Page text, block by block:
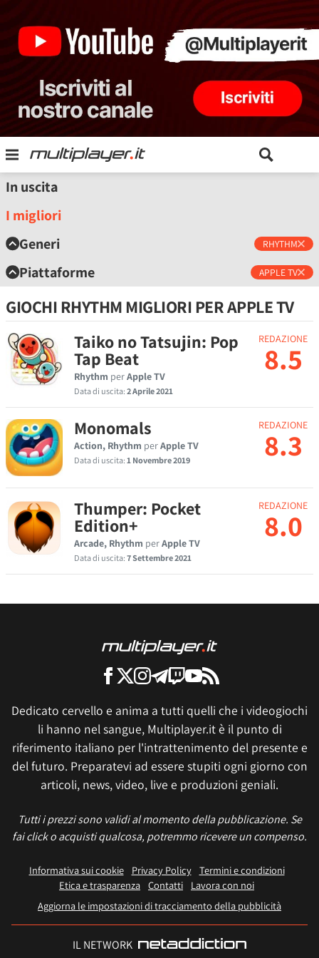
In uscita
I migliori
Generi
RHYTHM
Piattaforme APPLE TV
GIOCHI RHYTHM MIGLIORI PER APPLE TV
Taiko no Tatsujin: Pop
Tap Beat
Rhythm perApple TV
Data di uscita:2 Aprile 2021
REDAZIONE
8.5
Monomals
Action, Rhythm perApple TV
Data di uscita:1 Novembre 2019
REDAZIONE
8.3
Thumper: Pocket
Edition+
Arcade, Rhythm perApple TV
Data di uscita:7 Settembre 2021
REDAZIONE
8.0
Dedicato cervello e anima a tutti quelli che i videogiochi
li hanno nel sangue, Multiplayer.it è il punto di
riferimento italiano per l'intrattenimento del presente e
del futuro. Preparatevi ad essere stupiti ogni giorno con
articoli, news, video, live e produzioni geniali.
Tutti i prezzi sono validi al momento della pubblicazione. Se
fai click o acquisti qualcosa, potremmo ricevere un compenso.
Informativa sui cookie Privacy Policy
Termini e condizioni
Etica e trasparenza Contatti
Lavora con noi
Aggiorna le impostazioni di tracciamento della pubblicità
IL NETWORK